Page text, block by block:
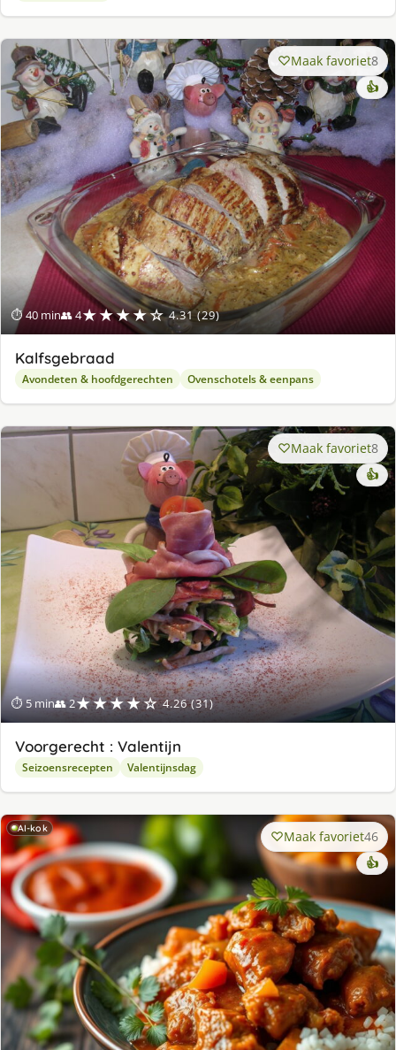
⏱ 40 min👥 4★★★★☆ 4.31 (29)
Maak favoriet8
👍
Kalfsgebraad
Avondeten & hoofdgerechten Ovenschotels & eenpans
⏱ 5 min👥 2★★★★☆ 4.26 (31)
Maak favoriet8
👍
Voorgerecht : Valentijn
Seizoensrecepten Valentijnsdag
AI-kok Maak favoriet46
👍